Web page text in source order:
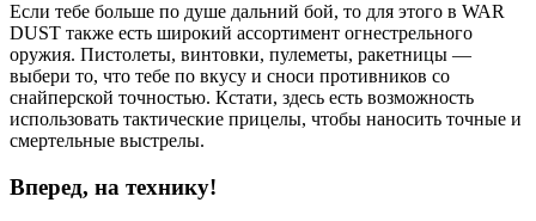
Если тебе больше по душе дальний бой, то для этого в WAR
DUST также есть широкий ассортимент огнестрельного
оружия. Пистолеты, винтовки, пулеметы, ракетницы —
выбери то, что тебе по вкусу и сноси противников со
снайперской точностью. Кстати, здесь есть возможность
использовать тактические прицелы, чтобы наносить точные и
смертельные выстрелы.
Вперед, на технику!